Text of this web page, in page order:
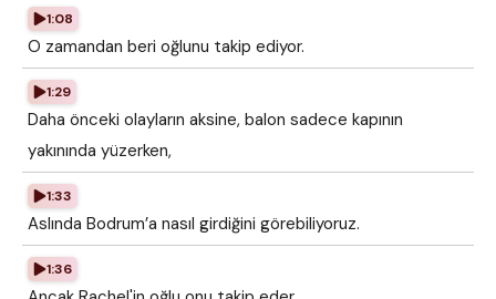
1:08
O zamandan beri oğlunu takip ediyor.
1:29
Daha önceki olayların aksine, balon sadece kapının
yakınında yüzerken,
1:33
Aslında Bodrum’a nasıl girdiğini görebiliyoruz.
1:36